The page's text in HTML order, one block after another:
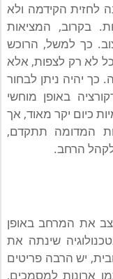
לחזית הקידמה ולא
בקרוב, המציאות
כך למשל, הרוכש
לא רק לצפות, אלא
כך יהיה ניתן לבחור
באופן מוחשי
כיום יקר מאוד, אך
המדומה תתקדם,
לקהל הרחב.
את המרחב באופן
שינתה את
יש הרבה פריטים
ארונות למסמכים,